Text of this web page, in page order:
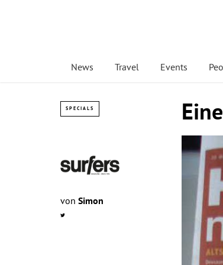
News Travel Events
SPECIALS
von Simon